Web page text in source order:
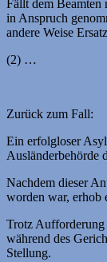
Fällt dem Beamten
in Anspruch
andere Weise
(2) …
Zurück zum Fall:
Ein erfolgloser
Ausländerbehörde
Nachdem dieser
worden war, erhob
Trotz Aufforderung
während des
Stellung.